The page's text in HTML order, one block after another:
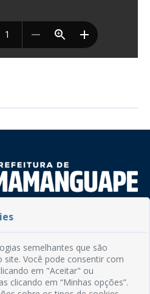
Centro
PB
2246
das 08h às 13h
semelhantes que são
site. Você pode consentir com
em "Aceitar" ou
clicando em “Minhas opções”.